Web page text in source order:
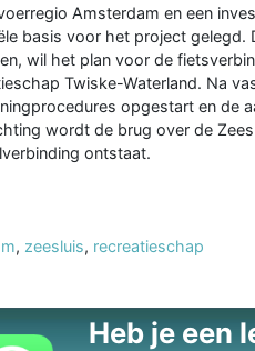
Amsterdam en een
basis voor het project gelegd.
wil het plan voor de
Twiske-Waterland. Na
opgestart en de
wordt de brug over de
ontstaat.
, zeesluis, recreatieschap
Heb je een